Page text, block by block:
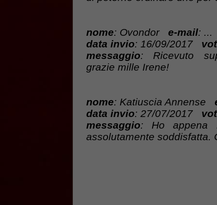
nome: Ovondor e-mail: ...
data invio: 16/09/2017
messaggio: Ricevuto
grazie mille Irene!
nome: Katiuscia Annense
data invio: 27/07/2017
messaggio: Ho appena
assolutamente soddisfatta.